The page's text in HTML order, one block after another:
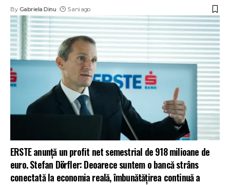
By Gabriela Dinu 5 ani ago
ERSTE anunță un profit net semestrial de 918 milioane de
euro. Stefan Dörfler: Deoarece suntem o bancă strâns
conectată la economia reală, îmbunătățirea continuă a